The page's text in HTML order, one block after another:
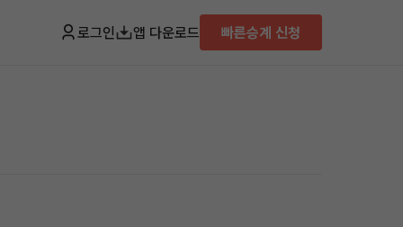
로그인 앱 다운로드 빠른승계 신청